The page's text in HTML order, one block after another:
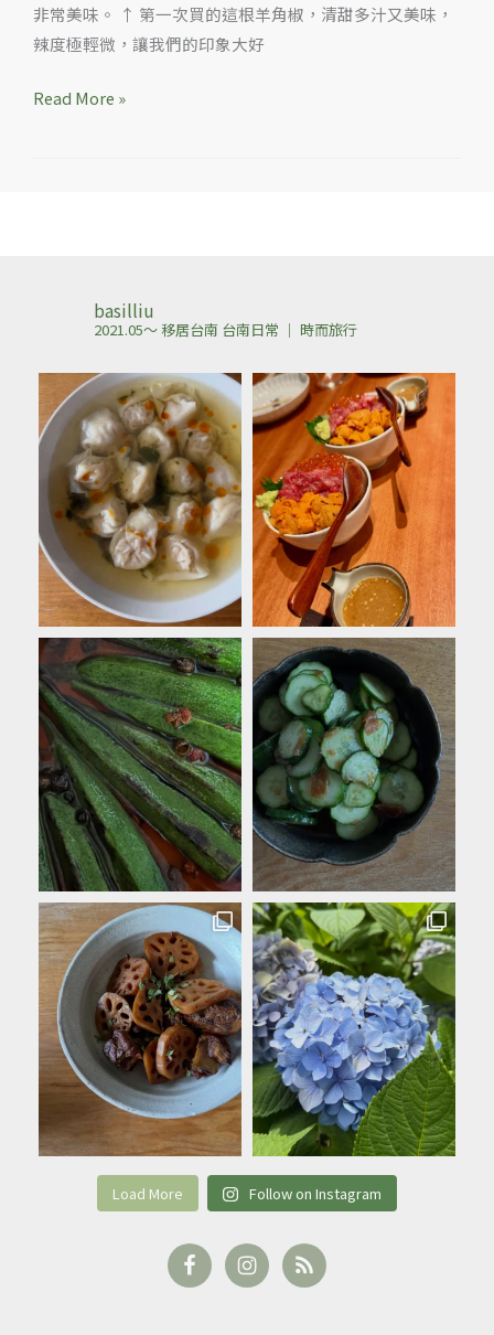
非常美味。 ↑ 第一次買的這根羊角椒，清甜多汁又美味，
辣度極輕微，讓我們的印象大好
Read More »
basilliu
2021.05～ 移居台南 台南日常 ｜ 時而旅行
Load More Follow on Instagram